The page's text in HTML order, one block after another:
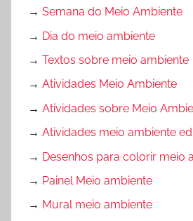
→ Semana do Meio Ambiente
→ Dia do meio ambiente
→ Textos sobre meio ambiente
→ Atividades Meio Ambiente
→ Atividades sobre Meio
→ Atividades meio ambiente
→ Desenhos para colorir meio
→ Painel Meio ambiente
→ Mural meio ambiente